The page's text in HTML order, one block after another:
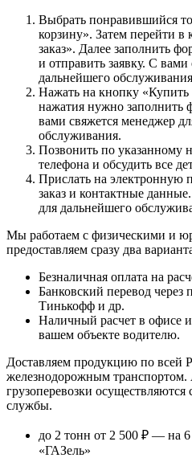
Выбрать понравившийся
корзину». Затем перейти в
заказ». Далее заполнить
и отправить заявку. С
дальнейшего
Нажать на кнопку «Купить
нажатия нужно заполнить
вами свяжется менеджер
обслуживания.
Позвонить по указанному
телефона и обсудить все
Прислать на электронную
заказ и контактные
для дальнейшего
Мы работаем с физическими и
предоставляем сразу два
Безналичная оплата на
Банковский перевод через
Тинькофф и др.
Наличный расчет в офисе
вашем объекте водителю.
Доставляем продукцию по всей
железнодорожным
грузоперевозки
службы.
до 2 тонн от 2 500 ₽ — на 6
«ГАЗель»